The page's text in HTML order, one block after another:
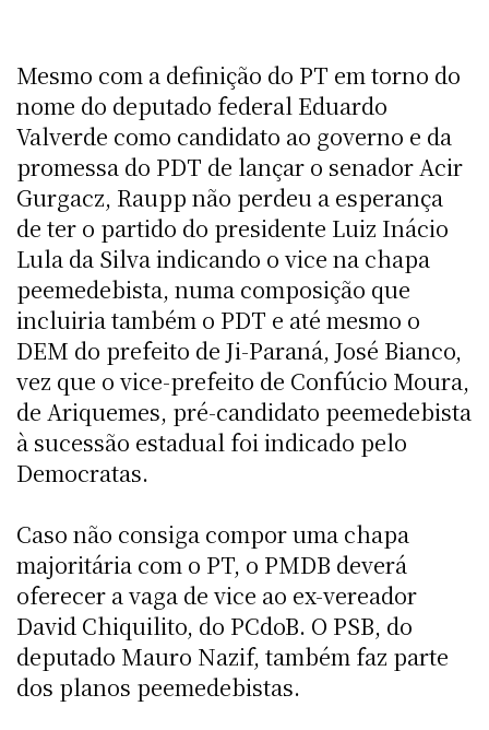
Mesmo com a definição do PT em torno do
nome do deputado federal Eduardo
Valverde como candidato ao governo e da
promessa do PDT de lançar o senador Acir
Gurgacz, Raupp não perdeu a esperança
de ter o partido do presidente Luiz Inácio
Lula da Silva indicando o vice na chapa
peemedebista, numa composição que
incluiria também o PDT e até mesmo o
DEM do prefeito de Ji-Paraná, José Bianco,
vez que o vice-prefeito de Confúcio Moura,
de Ariquemes, pré-candidato peemedebista
à sucessão estadual foi indicado pelo
Democratas.
Caso não consiga compor uma chapa
majoritária com o PT, o PMDB deverá
oferecer a vaga de vice ao ex-vereador
David Chiquilito, do PCdoB. O PSB, do
deputado Mauro Nazif, também faz parte
dos planos peemedebistas.